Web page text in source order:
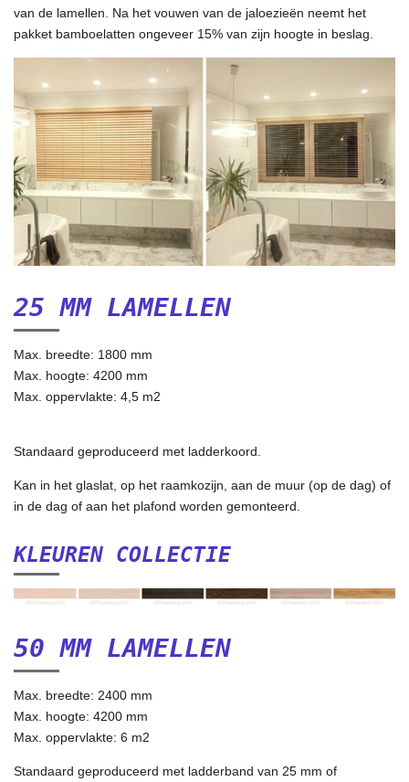
van de lamellen. Na het vouwen van de jaloezieën neemt het
pakket bamboelatten ongeveer 15% van zijn hoogte in beslag.
25 MM LAMELLEN
Max. breedte: 1800 mm
Max. hoogte: 4200 mm
Max. oppervlakte: 4,5 m2
Standaard geproduceerd met ladderkoord.
Kan in het glaslat, op het raamkozijn, aan de muur (op de dag) of
in de dag of aan het plafond worden gemonteerd.
KLEUREN COLLECTIE
50 MM LAMELLEN
Max. breedte: 2400 mm
Max. hoogte: 4200 mm
Max. oppervlakte: 6 m2
Standaard geproduceerd met ladderband van 25 mm of